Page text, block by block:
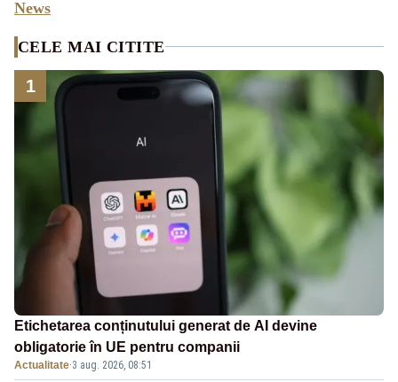
News
CELE MAI CITITE
1
Etichetarea conținutului generat de AI devine
obligatorie în UE pentru companii
Actualitate·3 aug. 2026, 08:51